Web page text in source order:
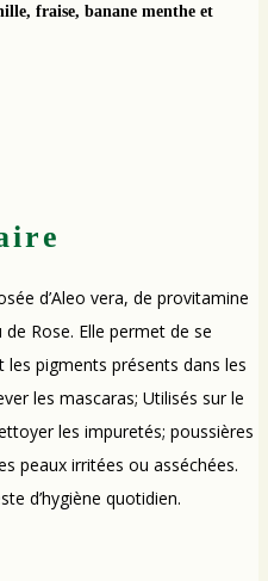
fraise, banane menthe et
d’Aleo vera, de provitamine
de Rose. Elle permet de se
pigments présents dans les
les mascaras; Utilisés sur le
les impuretés; poussières
peaux irritées ou asséchées.
d’hygiène quotidien.